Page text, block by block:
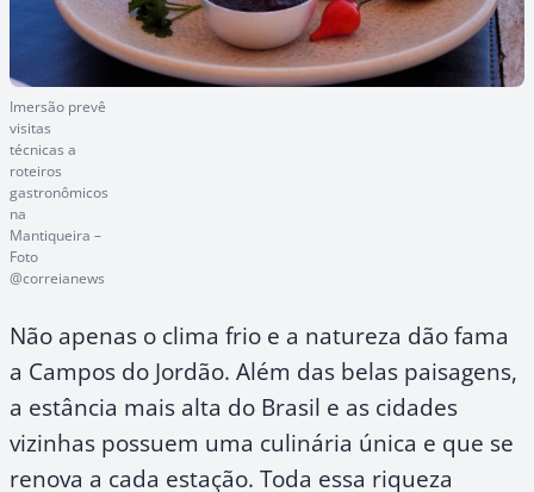
Imersão prevê
visitas
técnicas a
roteiros
gastronômicos
na
Mantiqueira –
Foto
@correianews
Não apenas o clima frio e a natureza dão fama
a Campos do Jordão. Além das belas paisagens,
a estância mais alta do Brasil e as cidades
vizinhas possuem uma culinária única e que se
renova a cada estação. Toda essa riqueza